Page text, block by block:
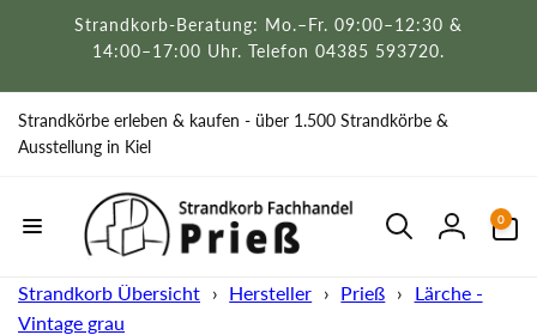
Strandkorb-Beratung: Mo.–Fr. 09:00–12:30 &
14:00–17:00 Uhr. Telefon 04385 593720.
Strandkörbe erleben & kaufen - über 1.500 Strandkörbe &
Ausstellung in Kiel
Einloggen
0
Artikel
Strandkorb Übersicht › Hersteller › Prieß ›
Lärche -
Vintage grau